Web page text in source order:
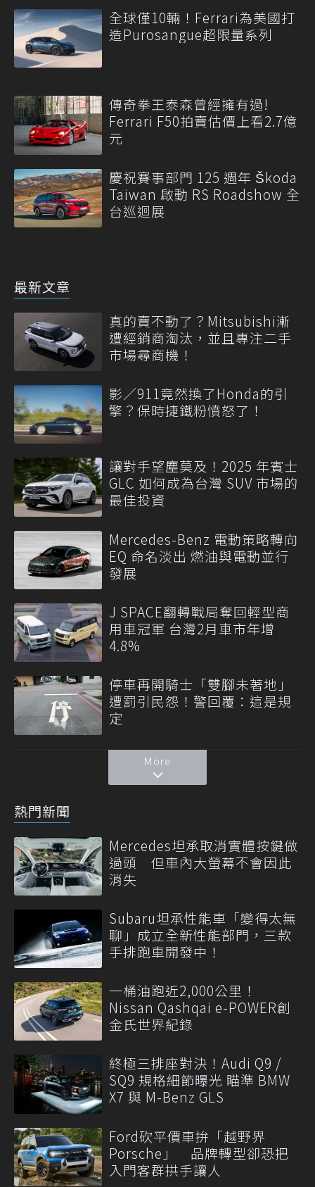
全球僅10輛！Ferrari為美國打
造Purosangue超限量系列
傳奇拳王泰森曾經擁有過!
Ferrari F50拍賣估價上看2.7億
元
慶祝賽事部門 125 週年 Škoda
Taiwan 啟動 RS Roadshow 全
台巡迴展
最新文章
真的賣不動了？Mitsubishi漸
遭經銷商淘汰，並且專注二手
市場尋商機！
影／911竟然換了Honda的引
擎？保時捷鐵粉憤怒了！
讓對手望塵莫及！2025 年賓士
GLC 如何成為台灣 SUV 市場的
最佳投資
Mercedes-Benz 電動策略轉向
EQ 命名淡出 燃油與電動並行
發展
J SPACE翻轉戰局奪回輕型商
用車冠軍 台灣2月車市年增
4.8%
停車再開騎士「雙腳未著地」
遭罰引民怨！警回覆：這是規
定
More
熱門新聞
Mercedes坦承取消實體按鍵做
過頭 但車內大螢幕不會因此
消失
Subaru坦承性能車「變得太無
聊」成立全新性能部門，三款
手排跑車開發中！
一桶油跑近2,000公里！
Nissan Qashqai e-POWER創
金氏世界紀錄
終極三排座對決！Audi Q9 /
SQ9 規格細節曝光 瞄準 BMW
X7 與 M-Benz GLS
Ford砍平價車拚「越野界
Porsche」 品牌轉型卻恐把
入門客群拱手讓人